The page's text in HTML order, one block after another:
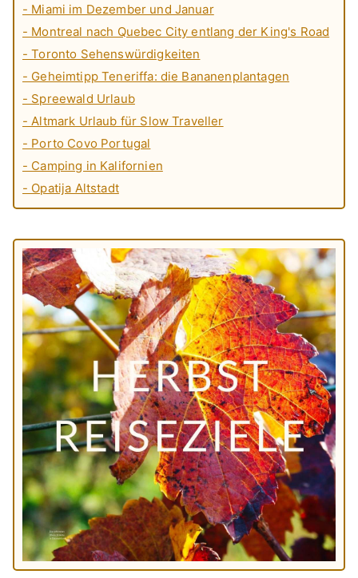
- Miami im Dezember und Januar
- Montreal nach Quebec City entlang der King's Road
- Toronto Sehenswürdigkeiten
- Geheimtipp Teneriffa: die Bananenplantagen
- Spreewald Urlaub
- Altmark Urlaub für Slow Traveller
- Porto Covo Portugal
- Camping in Kalifornien
- Opatija Altstadt